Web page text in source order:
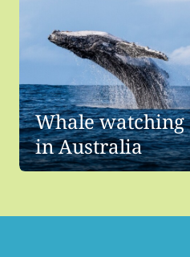
Whale watching
in Australia